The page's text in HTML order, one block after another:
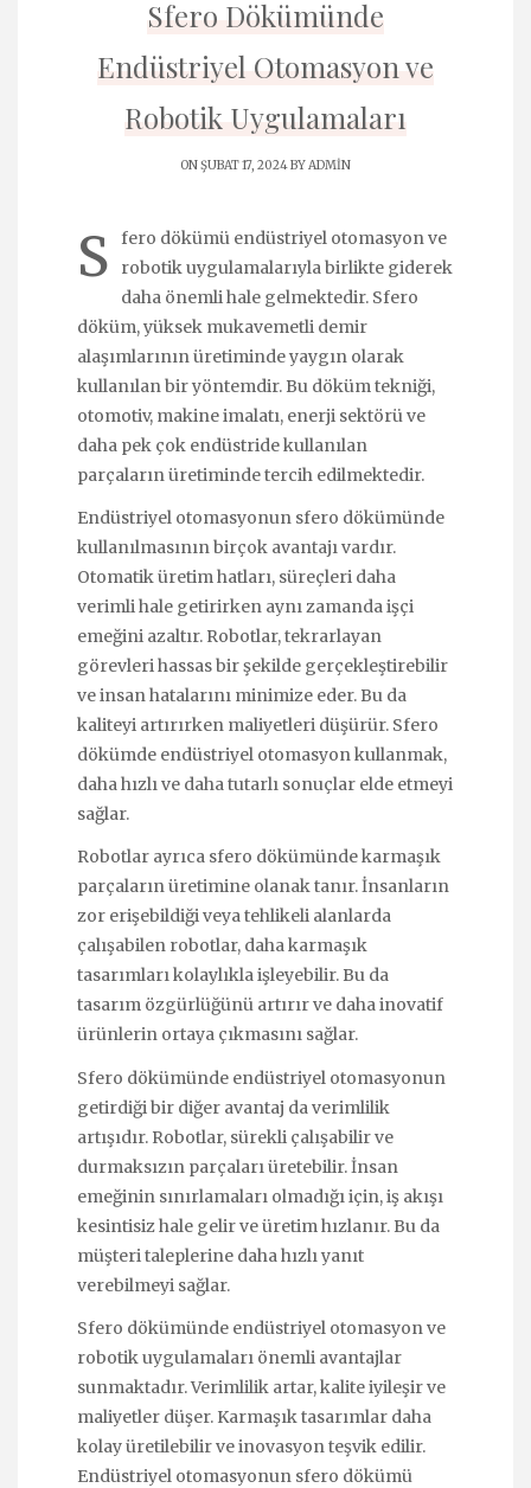
Sfero Dökümünde
Endüstriyel Otomasyon ve
Robotik Uygulamaları
ON ŞUBAT 17, 2024 BYADMIN
S
fero dökümü endüstriyel otomasyon ve
robotik uygulamalarıyla birlikte giderek
daha önemli hale gelmektedir. Sfero
döküm, yüksek mukavemetli demir
alaşımlarının üretiminde yaygın olarak
kullanılan bir yöntemdir. Bu döküm tekniği,
otomotiv, makine imalatı, enerji sektörü ve
daha pek çok endüstride kullanılan
parçaların üretiminde tercih edilmektedir.
Endüstriyel otomasyonun sfero dökümünde
kullanılmasının birçok avantajı vardır.
Otomatik üretim hatları, süreçleri daha
verimli hale getirirken aynı zamanda işçi
emeğini azaltır. Robotlar, tekrarlayan
görevleri hassas bir şekilde gerçekleştirebilir
ve insan hatalarını minimize eder. Bu da
kaliteyi artırırken maliyetleri düşürür. Sfero
dökümde endüstriyel otomasyon kullanmak,
daha hızlı ve daha tutarlı sonuçlar elde etmeyi
sağlar.
Robotlar ayrıca sfero dökümünde karmaşık
parçaların üretimine olanak tanır. İnsanların
zor erişebildiği veya tehlikeli alanlarda
çalışabilen robotlar, daha karmaşık
tasarımları kolaylıkla işleyebilir. Bu da
tasarım özgürlüğünü artırır ve daha inovatif
ürünlerin ortaya çıkmasını sağlar.
Sfero dökümünde endüstriyel otomasyonun
getirdiği bir diğer avantaj da verimlilik
artışıdır. Robotlar, sürekli çalışabilir ve
durmaksızın parçaları üretebilir. İnsan
emeğinin sınırlamaları olmadığı için, iş akışı
kesintisiz hale gelir ve üretim hızlanır. Bu da
müşteri taleplerine daha hızlı yanıt
verebilmeyi sağlar.
Sfero dökümünde endüstriyel otomasyon ve
robotik uygulamaları önemli avantajlar
sunmaktadır. Verimlilik artar, kalite iyileşir ve
maliyetler düşer. Karmaşık tasarımlar daha
kolay üretilebilir ve inovasyon teşvik edilir.
Endüstriyel otomasyonun sfero dökümü